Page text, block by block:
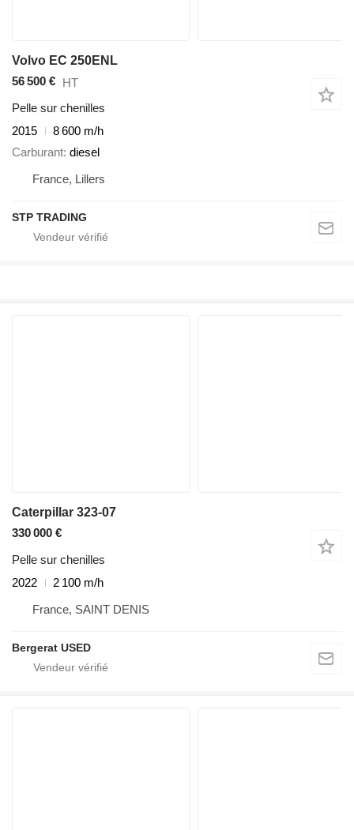
Volvo EC 250ENL
56 500 € HT
Pelle sur chenilles
2015
8 600 m/h
Carburant diesel
France, Lillers
STP TRADING
Caterpillar 323-07
330 000 €
Pelle sur chenilles
2022
2 100 m/h
France, SAINT DENIS
Bergerat USED